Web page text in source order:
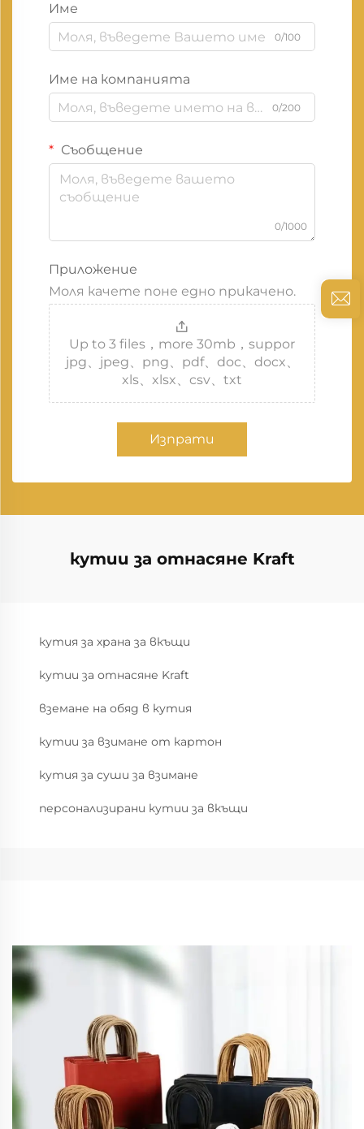
Име
0/100
Име на компанията
0/200
Съобщение
0/1000
Приложение
Моля качете поне едно прикачено.
Up to 3 files，more 30mb，suppor
jpg、jpeg、png、pdf、doc、docx、
xls、xlsx、csv、txt
Изпрати
кутии за отнасяне Kraft
кутия за храна за вкъщи
кутии за отнасяне Kraft
вземане на обяд в кутия
кутии за взимане от картон
кутия за суши за взимане
персонализирани кутии за вкъщи